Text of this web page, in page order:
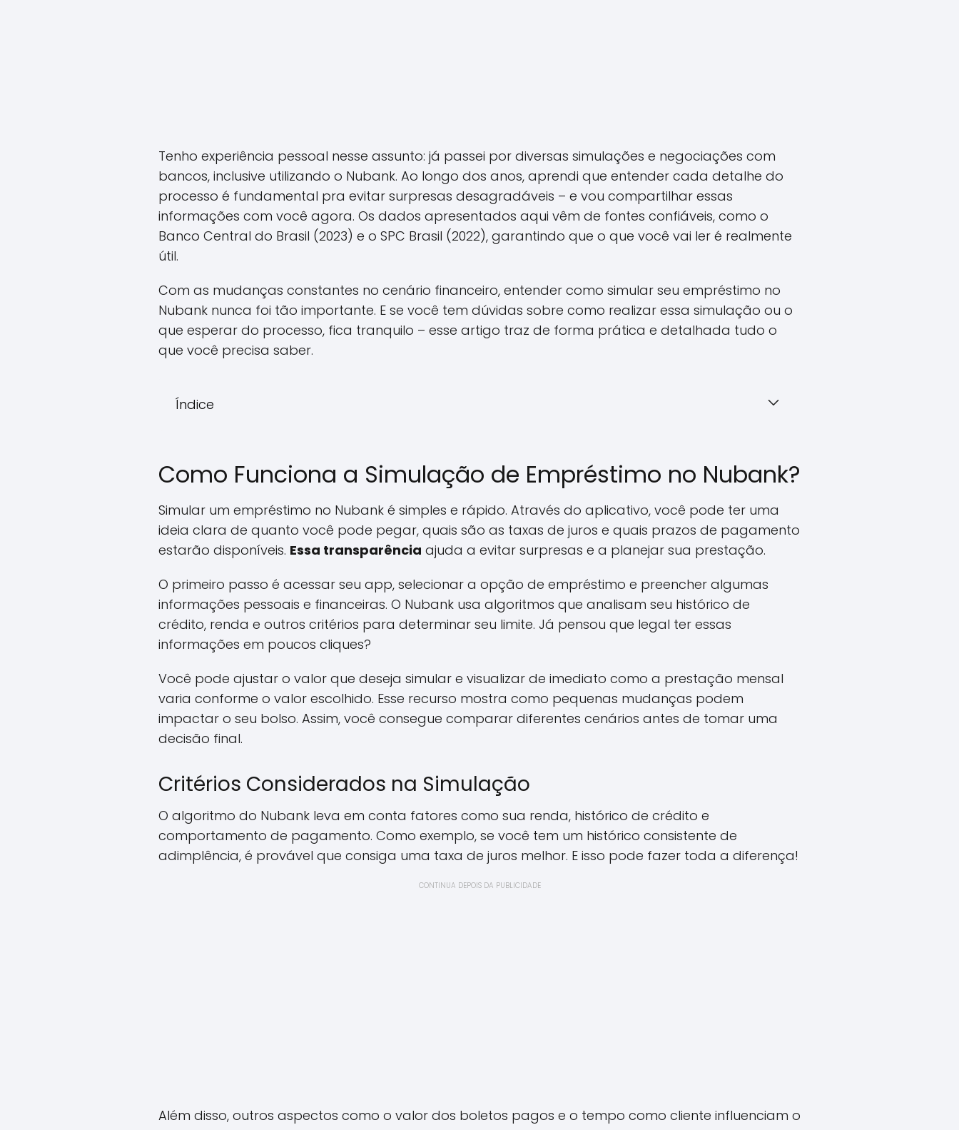
Tenho experiência pessoal nesse assunto: já passei por diversas simulações e negociações com
bancos, inclusive utilizando o Nubank. Ao longo dos anos, aprendi que entender cada detalhe do
processo é fundamental pra evitar surpresas desagradáveis – e vou compartilhar essas
informações com você agora. Os dados apresentados aqui vêm de fontes confiáveis, como o
Banco Central do Brasil (2023) e o SPC Brasil (2022), garantindo que o que você vai ler é realmente
útil.
Com as mudanças constantes no cenário financeiro, entender como simular seu empréstimo no
Nubank nunca foi tão importante. E se você tem dúvidas sobre como realizar essa simulação ou o
que esperar do processo, fica tranquilo – esse artigo traz de forma prática e detalhada tudo o
que você precisa saber.
Índice
Como Funciona a Simulação de Empréstimo no Nubank?
Simular um empréstimo no Nubank é simples e rápido. Através do aplicativo, você pode ter uma
ideia clara de quanto você pode pegar, quais são as taxas de juros e quais prazos de pagamento
estarão disponíveis. Essa transparência ajuda a evitar surpresas e a planejar sua prestação.
O primeiro passo é acessar seu app, selecionar a opção de empréstimo e preencher algumas
informações pessoais e financeiras. O Nubank usa algoritmos que analisam seu histórico de
crédito, renda e outros critérios para determinar seu limite. Já pensou que legal ter essas
informações em poucos cliques?
Você pode ajustar o valor que deseja simular e visualizar de imediato como a prestação mensal
varia conforme o valor escolhido. Esse recurso mostra como pequenas mudanças podem
impactar o seu bolso. Assim, você consegue comparar diferentes cenários antes de tomar uma
decisão final.
Critérios Considerados na Simulação
O algoritmo do Nubank leva em conta fatores como sua renda, histórico de crédito e
comportamento de pagamento. Como exemplo, se você tem um histórico consistente de
adimplência, é provável que consiga uma taxa de juros melhor. E isso pode fazer toda a diferença!
CONTINUA DEPOIS DA PUBLICIDADE
Além disso, outros aspectos como o valor dos boletos pagos e o tempo como cliente influenciam o